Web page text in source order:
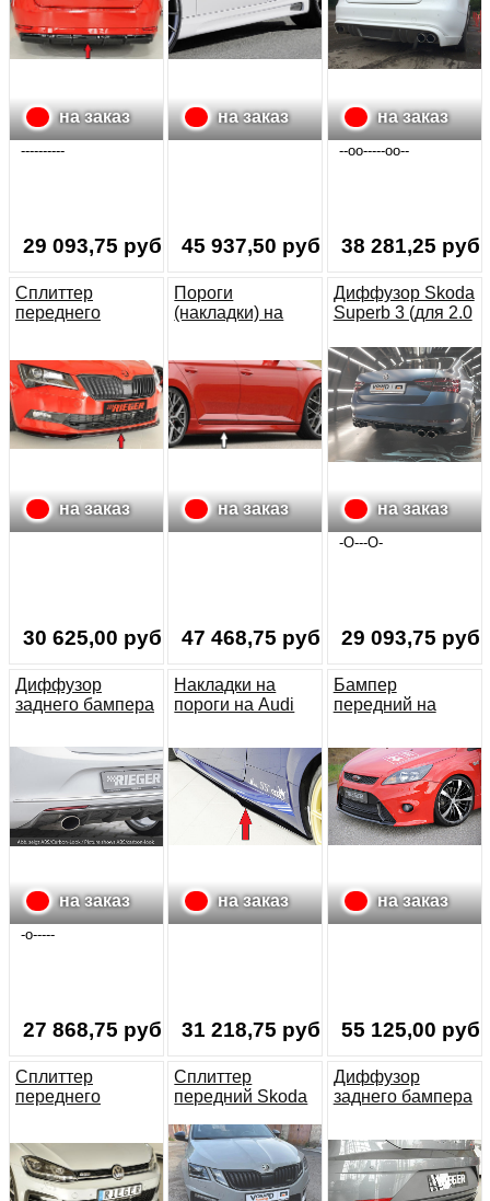
на заказ
----------
29 093,75 руб.
на заказ
45 937,50 руб.
выхлоп
4x115x85mm
овал) под
на заказ
--oo-----oo--
38 281,25 руб.
Сплиттер
переднего
на заказ
30 625,00 руб.
Пороги
(накладки) на
на заказ
47 468,75 руб.
Диффузор Skoda
Superb 3 (для 2.0
на заказ
-О---О-
29 093,75 руб.
Диффузор
заднего бампера
2012
на заказ
-o-----
27 868,75 руб.
Накладки на
пороги на Audi
TTS RS
на заказ
31 218,75 руб.
Бампер
передний на
(рестайлинг)
на заказ
55 125,00 руб.
Сплиттер
переднего
Сплиттер
передний Skoda
Диффузор
заднего бампера
(5F)/ Seat Leon
Cupra (5F)